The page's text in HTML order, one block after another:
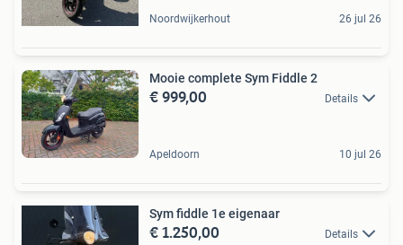
Noordwijkerhout 26 jul 26
Mooie complete Sym Fiddle 2
€ 999,00 Details
Apeldoorn 10 jul 26
Sym fiddle 1e eigenaar
€ 1.250,00 Details